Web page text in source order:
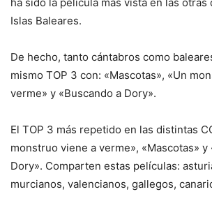
ha sido la película más vista en las otras
Islas Baleares.
De hecho, tanto cántabros como
mismo TOP 3 con: «Mascotas», «Un
verme» y «Buscando a Dory».
El TOP 3 más repetido en las distintas
monstruo viene a verme», «Mascotas» y
Dory». Comparten estas películas:
murcianos, valencianos, gallegos,